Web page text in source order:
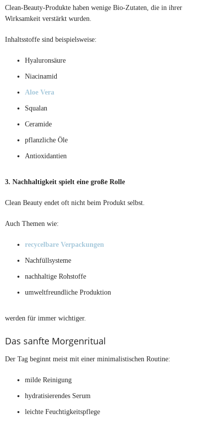
Clean-Beauty-Produkte haben wenige Bio-Zutaten, die in ihrer
Wirksamkeit verstärkt wurden.
Inhaltsstoffe sind beispielsweise:
Hyaluronsäure
Niacinamid
Aloe Vera
Squalan
Ceramide
pflanzliche Öle
Antioxidantien
3. Nachhaltigkeit spielt eine große Rolle
Clean Beauty endet oft nicht beim Produkt selbst.
Auch Themen wie:
recycelbare Verpackungen
Nachfüllsysteme
nachhaltige Rohstoffe
umweltfreundliche Produktion
werden für immer wichtiger.
Das sanfte Morgenritual
Der Tag beginnt meist mit einer minimalistischen Routine:
milde Reinigung
hydratisierendes Serum
leichte Feuchtigkeitspflege